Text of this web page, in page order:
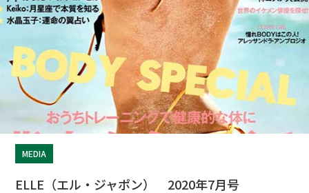
MEDIA
ELLE（エル・ジャポン） 2020年7月号